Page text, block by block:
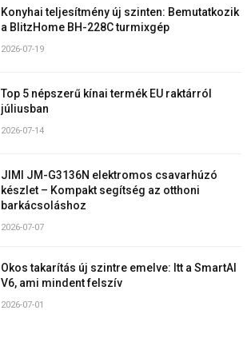
Konyhai teljesítmény új szinten: Bemutatkozik
a BlitzHome BH-228C turmixgép
2026-07-19
Top 5 népszerű kínai termék EU raktárról
júliusban
2026-07-14
JIMI JM-G3136N elektromos csavarhúzó
készlet – Kompakt segítség az otthoni
barkácsoláshoz
2026-07-07
Okos takarítás új szintre emelve: Itt a SmartAI
V6, ami mindent felszív
2026-07-01